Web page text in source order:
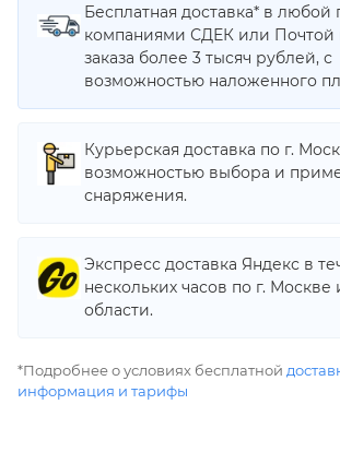
Бесплатная доставка* в любой
компаниями СДЕК или Почтой
заказа более 3 тысяч рублей, с
возможностью наложенного
Курьерская доставка по г.
возможностью выбора и
снаряжения.
Экспресс доставка Яндекс в
нескольких часов по г.
области.
*Подробнее о условиях бесплатной
информация и тарифы